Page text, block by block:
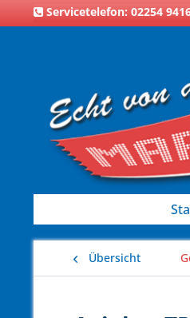
Servicetelefon: 02254
Übersicht